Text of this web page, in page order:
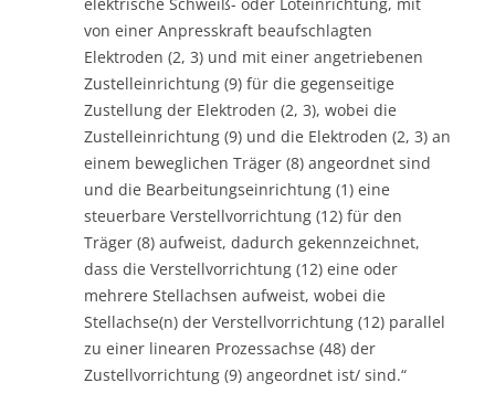
von einer Anpresskraft beaufschlagten
Elektroden (2, 3) und mit einer angetriebenen
Zustelleinrichtung (9) für die gegenseitige
Zustellung der Elektroden (2, 3), wobei die
Zustelleinrichtung (9) und die Elektroden (2, 3) an
einem beweglichen Träger (8) angeordnet sind
und die Bearbeitungseinrichtung (1) eine
steuerbare Verstellvorrichtung (12) für den
Träger (8) aufweist, dadurch gekennzeichnet,
dass die Verstellvorrichtung (12) eine oder
mehrere Stellachsen aufweist, wobei die
Stellachse(n) der Verstellvorrichtung (12) parallel
zu einer linearen Prozessachse (48) der
Zustellvorrichtung (9) angeordnet ist/ sind.“